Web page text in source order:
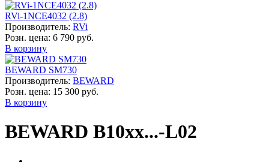
RVi-1NCE4032 (2.8)
Производитель: RVi
Розн. цена: 6 790 руб.
В корзину
BEWARD SM730
Производитель: BEWARD
Розн. цена: 15 300 руб.
В корзину
BEWARD B10xx...-L02